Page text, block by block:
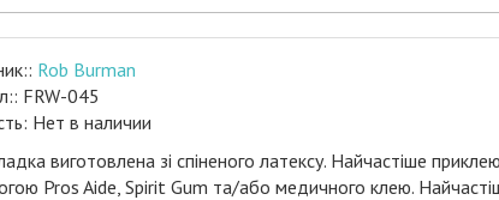
Rob Burman
FRW-045
Нет в наличии
виготовлена зі спіненого латексу. Найчастіше
Pros Aide, Spirit Gum та/або медичного клею.